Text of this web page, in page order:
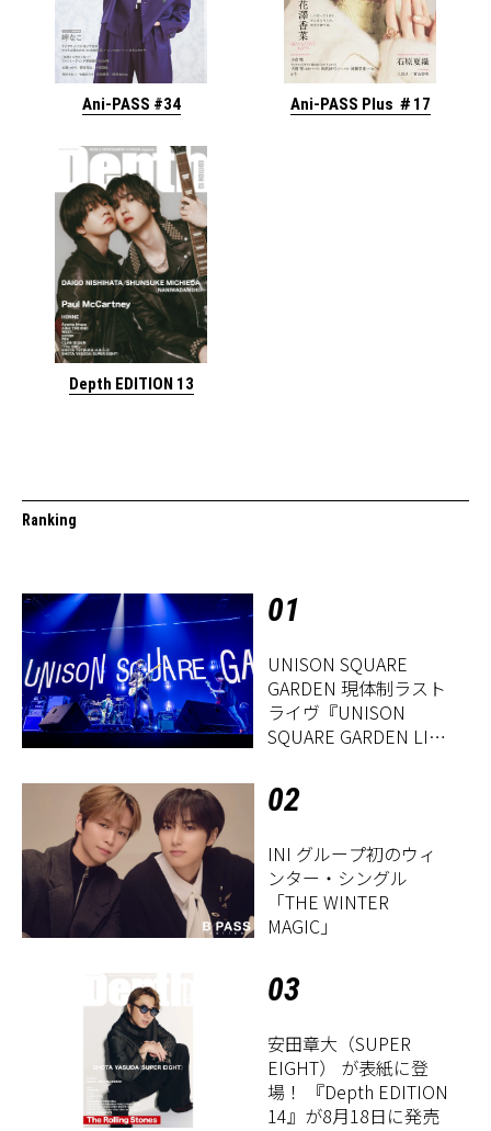
Ani-PASS #34 Ani-PASS Plus ＃17
Depth EDITION 13
Ranking
01
UNISON SQUARE
GARDEN 現体制ラスト
ライヴ『UNISON
SQUARE GARDEN LIVE
Period」』レポート
02
INI グループ初のウィ
ンター・シングル
「THE WINTER
MAGIC」
03
安田章大（SUPER
EIGHT） が表紙に登
場！ 『Depth EDITION
14』が8月18日に発売